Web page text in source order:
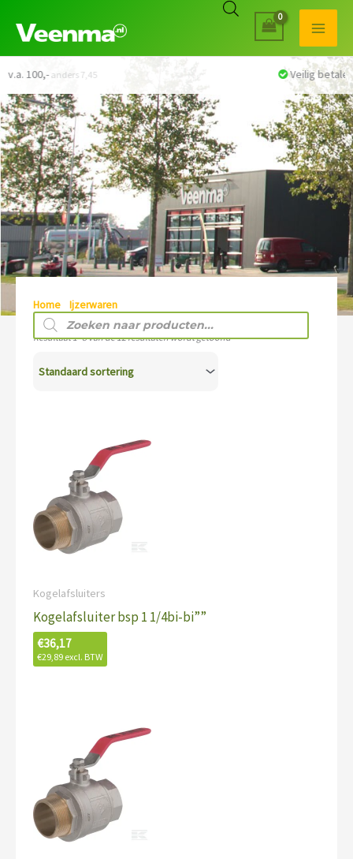
Home Ijzerwaren
Producten
zoeken
Resultaat 1–8 van de 12 resultaten wordt getoond
Kogelafsluiters
Kogelafsluiter bsp 1 1/4bi-bi””
€36,17
€29,89 excl. BTW